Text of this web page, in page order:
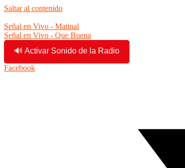
Saltar al contenido
Señal en Vivo - Matinal
Señal en Vivo - Que Buena
🔊 Activar Sonido de la Radio
Facebook